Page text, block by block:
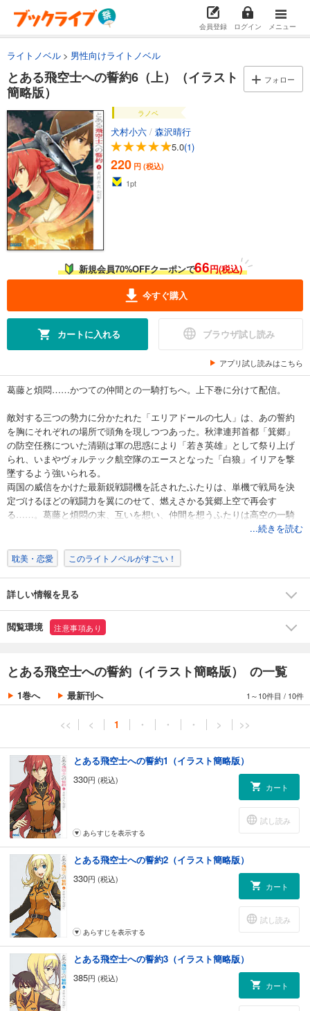
会員登録 ログイン メニュー
ライトノベル 男性向けライトノベル
とある飛空士への誓約6（上）（イラスト
簡略版）
フォロー
ラノベ
犬村小六 / 森沢晴行
5.0(1)
220 円 (税込)
1pt
新規会員70%OFFクーポンで66円(税込)
今すぐ購入
カートに入れる ブラウザ試し読み
アプリ試し読みはこちら
葛藤と煩悶……かつての仲間との一騎打ちへ。上下巻に分けて配信。
敵対する三つの勢力に分かたれた「エリアドールの七人」は、あの誓約
を胸にそれぞれの場所で頭角を現しつつあった。秋津連邦首都「箕郷」
の防空任務についた清顕は軍の思惑により「若き英雄」として祭り上げ
られ、いまやヴォルテック航空隊のエースとなった「白狼」イリアを撃
墜するよう強いられる。
両国の威信をかけた最新鋭戦闘機を託されたふたりは、単機で戦局を決
定づけるほどの戦闘力を翼にのせて、燃えさかる箕郷上空で再会す
る……。葛藤と煩悶の末、互いを想い、仲間を想うふたりは高空の一騎
――感傷は捨てろ。感情もいらない。ぼくはもう、人間ではない。
物語があった! 時代のうねりに翻弄されてきた若者たちを描いた、第二部
「第二次多島海戦争」これにて完結。
※この作品は廉価版です。廉価版にはイラストが入りません。
...続きを読む
耽美・恋愛 このライトノベルがすごい！
詳しい情報を見る
閲覧環境 注意事項あり
とある飛空士への誓約（イラスト簡略版） の一覧
1巻へ 最新刊へ 1～10件目 / 10件
<< < 1 ・ ・ ・ > >>
とある飛空士への誓約1（イラスト簡略版）
330円 (税込)
カート
試し読み
あらすじを表示する
とある飛空士への誓約2（イラスト簡略版）
330円 (税込)
カート
試し読み
あらすじを表示する
とある飛空士への誓約3（イラスト簡略版）
385円 (税込)
カート